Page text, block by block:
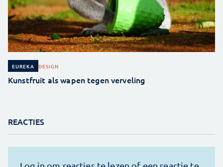
EUREKA DESIGN
Kunstfruit als wapen tegen verveling
REACTIES